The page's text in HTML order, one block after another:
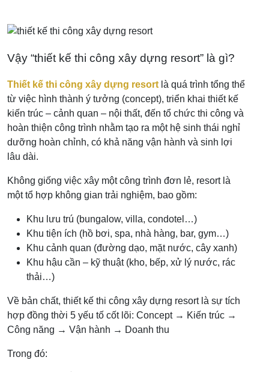
Vậy “thiết kế thi công xây dựng resort” là gì?
Thiết kế thi công xây dựng resort là quá trình tổng thể
từ việc hình thành ý tưởng (concept), triển khai thiết kế
kiến trúc – cảnh quan – nội thất, đến tổ chức thi công và
hoàn thiện công trình nhằm tạo ra một hệ sinh thái nghỉ
dưỡng hoàn chỉnh, có khả năng vận hành và sinh lợi
lâu dài.
Không giống việc xây một công trình đơn lẻ, resort là
một tổ hợp không gian trải nghiệm, bao gồm:
Khu lưu trú (bungalow, villa, condotel…)
Khu tiện ích (hồ bơi, spa, nhà hàng, bar, gym…)
Khu cảnh quan (đường dạo, mặt nước, cây xanh)
Khu hậu cần – kỹ thuật (kho, bếp, xử lý nước, rác
thải…)
Về bản chất, thiết kế thi công xây dựng resort là sự tích
hợp đồng thời 5 yếu tố cốt lõi: Concept → Kiến trúc →
Công năng → Vận hành → Doanh thu
Trong đó: